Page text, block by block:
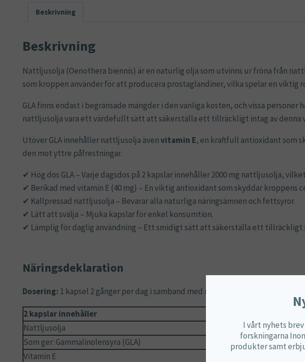
Beskrivning
Beskrivning
Nattljusolja (Oenothera biennis) är en naturlig olja som utvinns ur fröna från
som kroppen använder för att producera prostaglandiner, vilka spelar en viktig
GLA finns endast i begränsade mängder i den vanliga kosten, och vissa
nattljusolja vara ett värdefullt sätt att säkerställa ett tillräckligt intag av denna
Utöver GLA innehåller nattljusolja ävenvitamin E, en kraftfull antioxidant som
den mot yttre påfrestningar.
✔ Hög dos GLA – Varje dagsdos på 2 kapslar innehåller 2000 mg nattljusolja,
✔ Berikad med vitamin E (40 mg) – En viktig antioxidant som skyddar kroppens
✔ Kallpressad nattljusolja – Bevarar alla naturliga näringsämnen och fettsyror.
✔ Lätt att svälja – Mjuka kapslar för enkel konsumtion.
✔ Lämplig för daglig användning – Ett smidigt sätt att säkerställa ett tillräckligt
Näringsdeklaration
Dosering: 1 kapsel 2 gånger per dag i samband med måltid.
2 kapslar innehåller
Nattljusolja
2000 mg
Som ger: Gammalinolensyra (GLA)
200 mg
Vitamin E
I vårt nyhets
forskningarna
produkter samt